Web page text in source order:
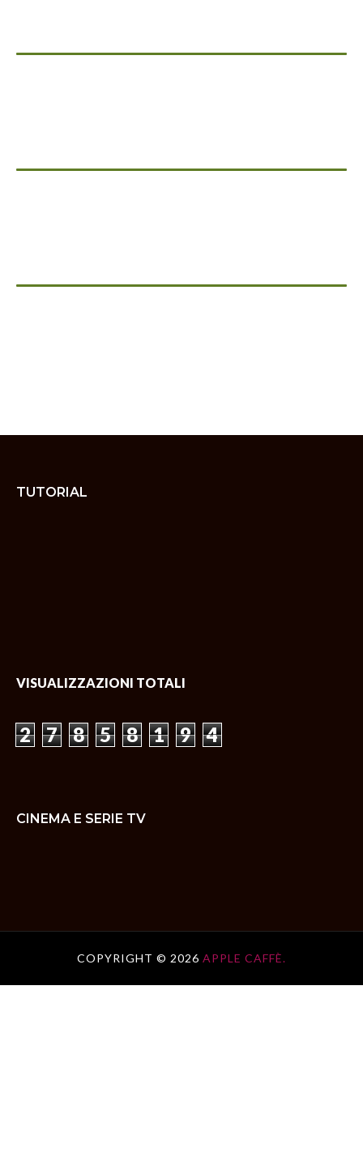
TUTORIAL
VISUALIZZAZIONI TOTALI
2 7 8 5 8 1 9 4
CINEMA E SERIE TV
COPYRIGHT © 2026 APPLE CAFFÈ.